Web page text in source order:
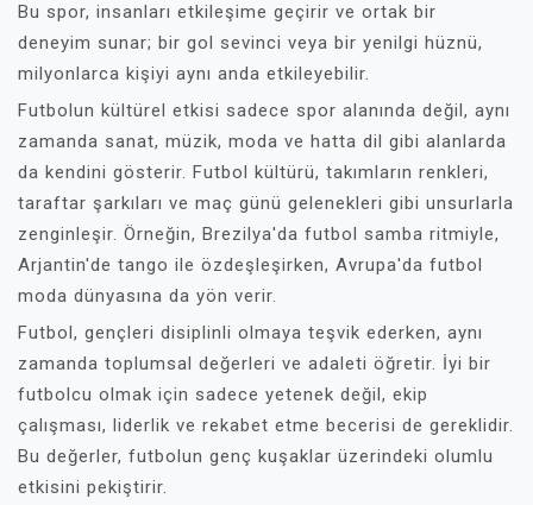
Bu spor, insanları etkileşime geçirir ve ortak bir
deneyim sunar; bir gol sevinci veya bir yenilgi hüznü,
milyonlarca kişiyi aynı anda etkileyebilir.
Futbolun kültürel etkisi sadece spor alanında değil, aynı
zamanda sanat, müzik, moda ve hatta dil gibi alanlarda
da kendini gösterir. Futbol kültürü, takımların renkleri,
taraftar şarkıları ve maç günü gelenekleri gibi unsurlarla
zenginleşir. Örneğin, Brezilya'da futbol samba ritmiyle,
Arjantin'de tango ile özdeşleşirken, Avrupa'da futbol
moda dünyasına da yön verir.
Futbol, gençleri disiplinli olmaya teşvik ederken, aynı
zamanda toplumsal değerleri ve adaleti öğretir. İyi bir
futbolcu olmak için sadece yetenek değil, ekip
çalışması, liderlik ve rekabet etme becerisi de gereklidir.
Bu değerler, futbolun genç kuşaklar üzerindeki olumlu
etkisini pekiştirir.